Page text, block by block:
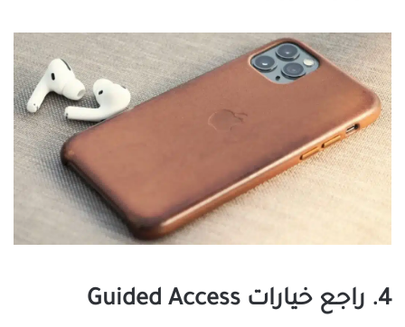
4. راجع خيارات Guided Access